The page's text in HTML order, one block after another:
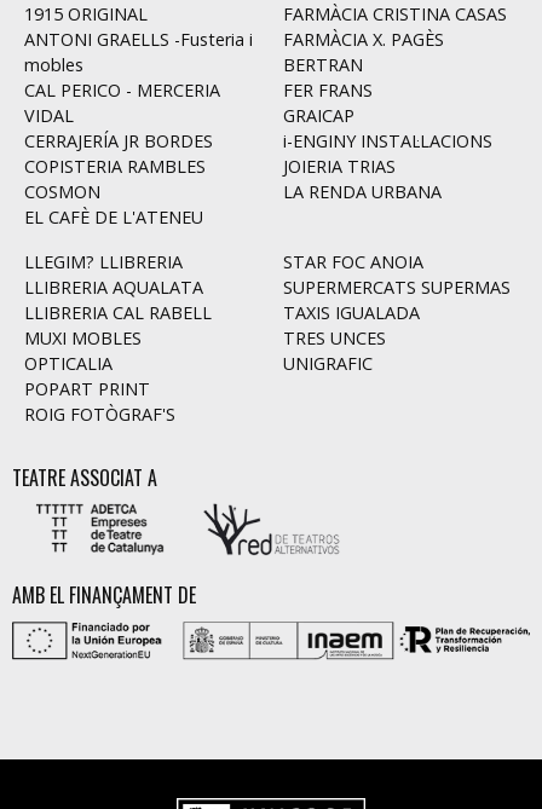
1915 ORIGINAL
ANTONI GRAELLS -Fusteria i
mobles
CAL PERICO - MERCERIA
VIDAL
CERRAJERÍA JR BORDES
COPISTERIA RAMBLES
COSMON
EL CAFÈ DE L'ATENEU
FARMÀCIA CRISTINA CASAS
FARMÀCIA X. PAGÈS
BERTRAN
FER FRANS
GRAICAP
i-ENGINY INSTAL·LACIONS
JOIERIA TRIAS
LA RENDA URBANA
LLEGIM? LLIBRERIA
LLIBRERIA AQUALATA
LLIBRERIA CAL RABELL
MUXI MOBLES
OPTICALIA
POPART PRINT
ROIG FOTÒGRAF'S
STAR FOC ANOIA
SUPERMERCATS SUPERMAS
TAXIS IGUALADA
TRES UNCES
UNIGRAFIC
TEATRE ASSOCIAT A
AMB EL FINANÇAMENT DE